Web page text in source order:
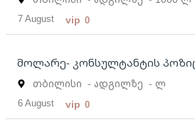
7 August vip 0
მოლარე- კონსულტანტის
თბილისი - ადგილზე - ლ
6 August vip 0